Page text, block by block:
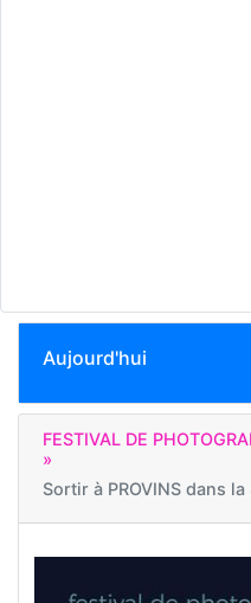
Aujourd'hui
FESTIVAL DE
»
Sortir à PROVINS dans